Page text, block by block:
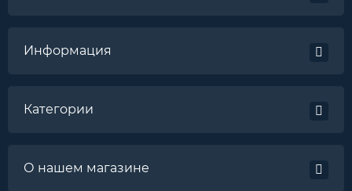
Информация
Категории
О нашем магазине